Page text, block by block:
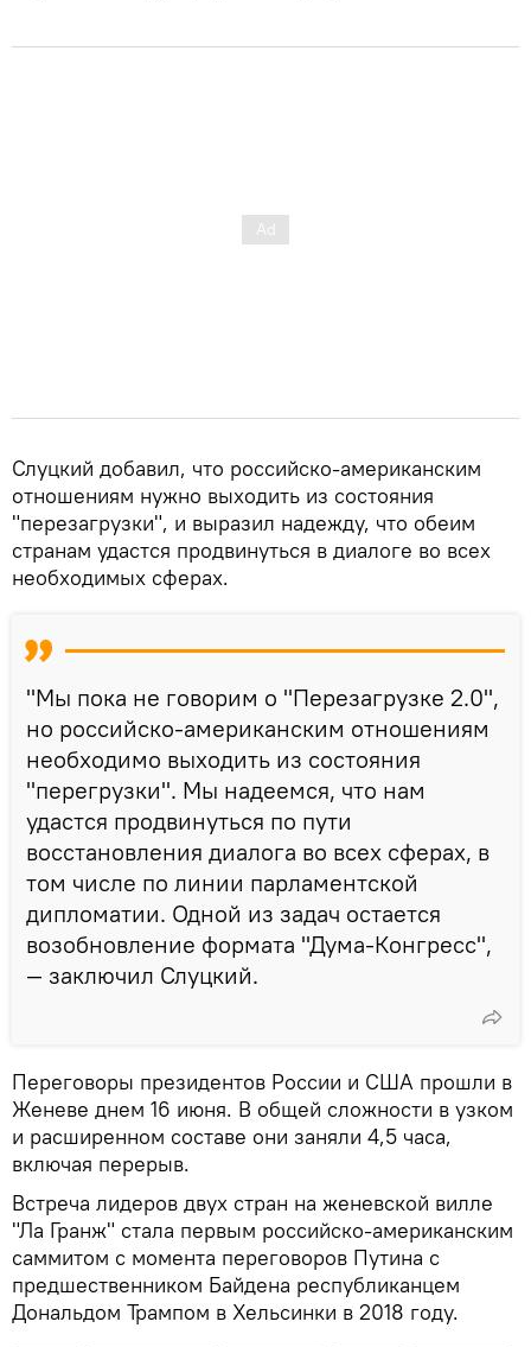
Слуцкий добавил, что российско-американским
отношениям нужно выходить из состояния
"перезагрузки", и выразил надежду, что обеим
странам удастся продвинуться в диалоге во всех
необходимых сферах.
"Мы пока не говорим о "Перезагрузке 2.0",
но российско-американским отношениям
необходимо выходить из состояния
"перегрузки". Мы надеемся, что нам
удастся продвинуться по пути
восстановления диалога во всех сферах, в
том числе по линии парламентской
дипломатии. Одной из задач остается
возобновление формата "Дума-Конгресс",
— заключил Слуцкий.
Переговоры президентов России и США прошли в
Женеве днем 16 июня. В общей сложности в узком
и расширенном составе они заняли 4,5 часа,
включая перерыв.
Встреча лидеров двух стран на женевской вилле
"Ла Гранж" стала первым российско-американским
саммитом с момента переговоров Путина с
предшественником Байдена республиканцем
Дональдом Трампом в Хельсинки в 2018 году.